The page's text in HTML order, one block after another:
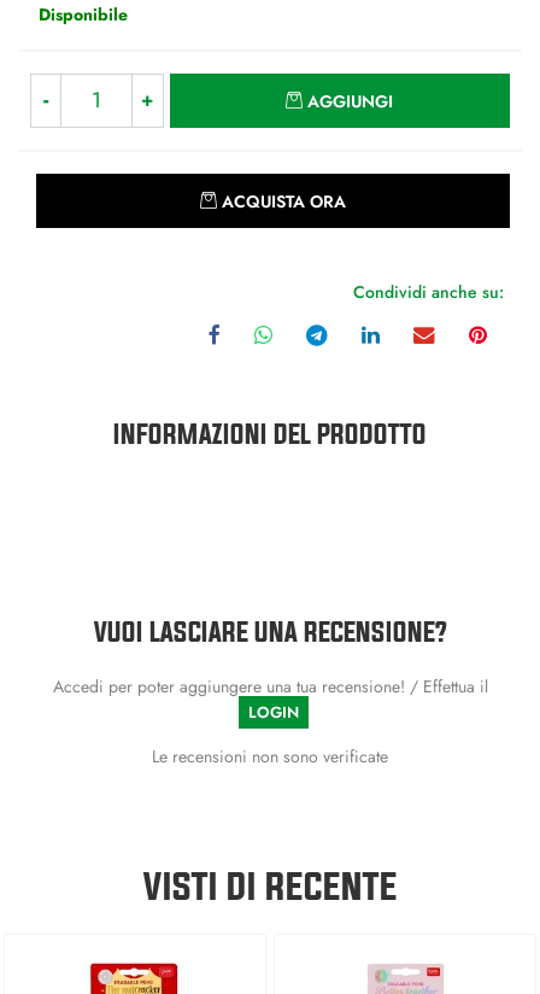
Disponibile
AGGIUNGI
ACQUISTA ORA
Condividi anche su:
INFORMAZIONI DEL PRODOTTO
VUOI LASCIARE UNA RECENSIONE?
Accedi per poter aggiungere una tua recensione! / Effettua il
LOGIN
Le recensioni non sono verificate
VISTI DI RECENTE